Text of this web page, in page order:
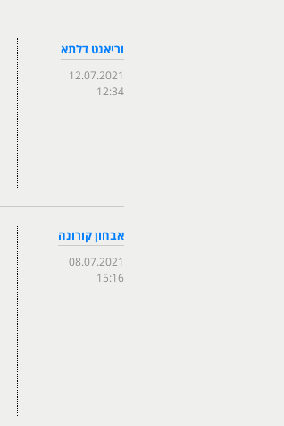
וריאנט דלתא
12.07.2021
12:34
אבחון קורונה
08.07.2021
15:16